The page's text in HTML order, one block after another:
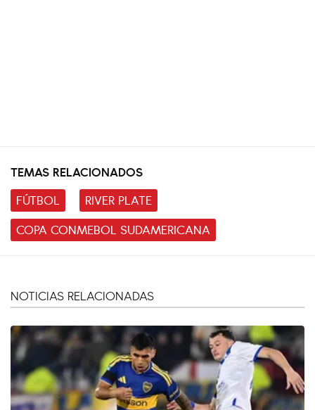
TEMAS RELACIONADOS
FÚTBOL
RIVER PLATE
COPA CONMEBOL SUDAMERICANA
NOTICIAS RELACIONADAS